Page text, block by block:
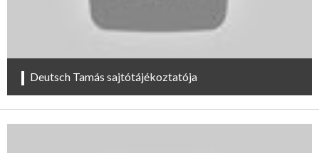
Deutsch Tamás sajtótájékoztatója